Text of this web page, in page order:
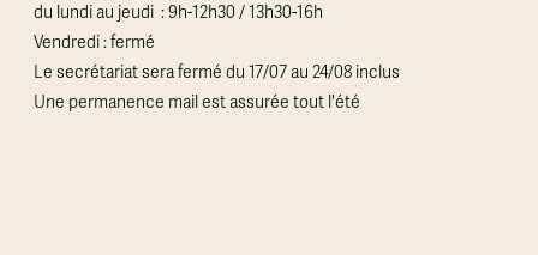
du lundi au jeudi : 9h-12h30 / 13h30-16h
Vendredi : fermé
Le secrétariat sera fermé du 17/07 au 24/08 inclus
Une permanence mail est assurée tout l'été